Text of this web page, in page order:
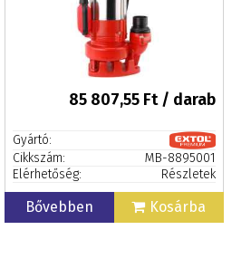
85 807,55Ft / darab
Gyártó:
Cikkszám:
MB-8895001
Elérhetőség:
Részletek
Bővebben Kosárba